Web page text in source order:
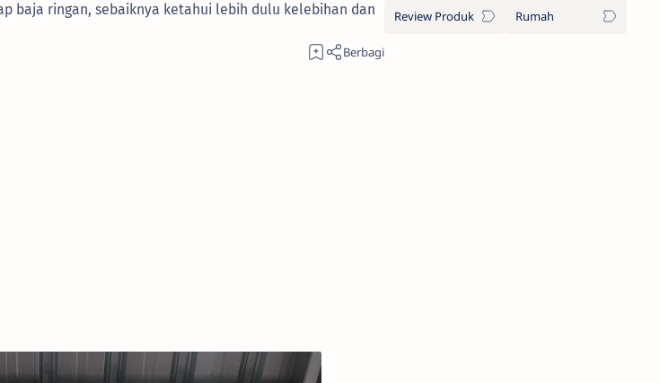
baja ringan, sebaiknya ketahui lebih dulu kelebihan dan
Review Produk Rumah